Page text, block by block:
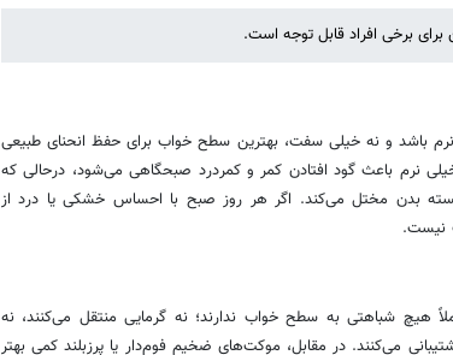
برخی افراد قابل توجه است.
باشد و نه خیلی سفت، بهترین سطح خواب برای حفظ انحنای طبیعی
نرم باعث گود افتادن کمر و کمردرد صبحگاهی می‌شود، درحالی که
بدن مختل می‌کند. اگر هر روز صبح با احساس خشکی یا درد از
نیست.
هیچ شباهتی به سطح خواب ندارند؛ نه گرمایی منتقل می‌کنند، نه
می‌کنند. در مقابل، موکت‌های ضخیم فوم‌دار یا پرزبلند کمی بهتر